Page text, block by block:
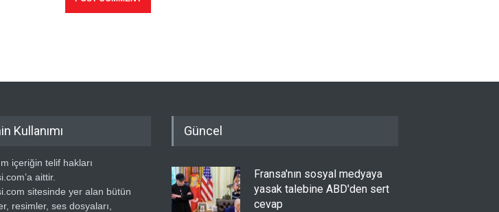
Kullanımı
içeriğin telif hakları
aittir.
sitesinde yer alan bütün
resimler, ses dosyaları,
Güncel
Fransa'nın sosyal medyaya
yasak talebine ABD'den sert
cevap